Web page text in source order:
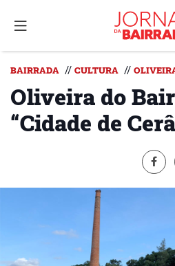
BAIRRADA // CULTURA //
Oliveira do
“Cidade de